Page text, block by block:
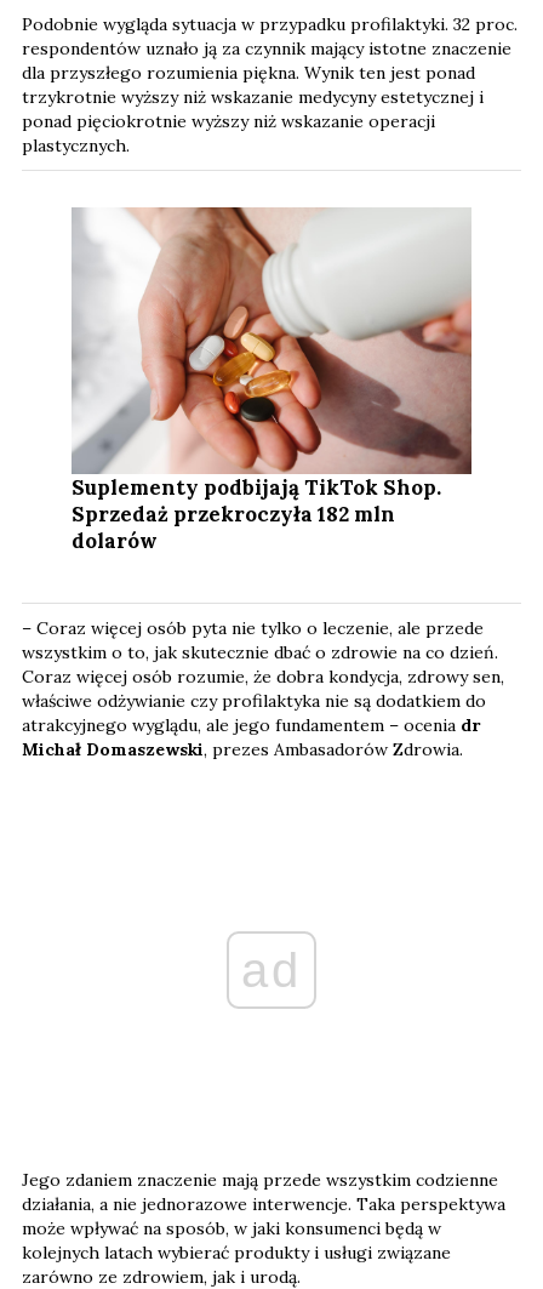
Podobnie wygląda sytuacja w przypadku profilaktyki. 32 proc.
respondentów uznało ją za czynnik mający istotne znaczenie
dla przyszłego rozumienia piękna. Wynik ten jest ponad
trzykrotnie wyższy niż wskazanie medycyny estetycznej i
ponad pięciokrotnie wyższy niż wskazanie operacji
plastycznych.
Suplementy podbijają TikTok Shop.
Sprzedaż przekroczyła 182 mln
dolarów
– Coraz więcej osób pyta nie tylko o leczenie, ale przede
wszystkim o to, jak skutecznie dbać o zdrowie na co dzień.
Coraz więcej osób rozumie, że dobra kondycja, zdrowy sen,
właściwe odżywianie czy profilaktyka nie są dodatkiem do
atrakcyjnego wyglądu, ale jego fundamentem – ocenia dr
Michał Domaszewski, prezes Ambasadorów Zdrowia.
ad
Jego zdaniem znaczenie mają przede wszystkim codzienne
działania, a nie jednorazowe interwencje. Taka perspektywa
może wpływać na sposób, w jaki konsumenci będą w
kolejnych latach wybierać produkty i usługi związane
zarówno ze zdrowiem, jak i urodą.